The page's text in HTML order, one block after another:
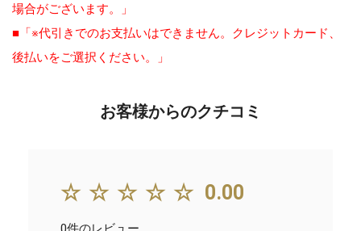
場合がございます。」
■「※代引きでのお支払いはできません。クレジットカード、
後払いをご選択ください。」
お客様からのクチコミ
☆☆☆☆☆ 0.00